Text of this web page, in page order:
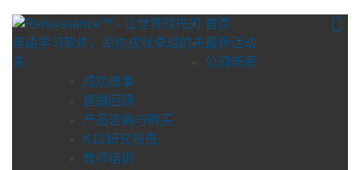
content
首页
最新活动
公司新闻
成功故事
直播回顾
产品咨询与购买
K12研究报告
教师培训